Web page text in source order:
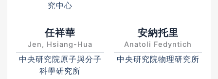
究中心
任祥華
Jen, Hsiang-Hua
中央研究院原子與分子
科學研究所
安納托里
Anatoli Fedyntich
中央研究院物理研究所